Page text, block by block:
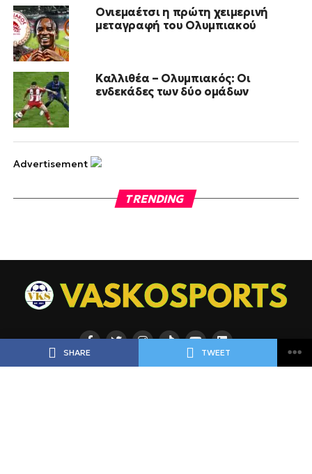
SHARE TWEET
Ονιεμαέτσι η πρώτη χειμερινή
μεταγραφή του Ολυμπιακού
Καλλιθέα – Ολυμπιακός: Οι
ενδεκάδες των δύο ομάδων
Advertisement
TRENDING